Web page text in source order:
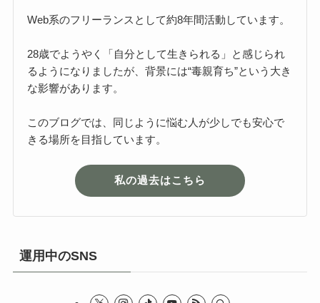
Web系のフリーランスとして約8年間活動しています。
28歳でようやく「自分として生きられる」と感じられ
るようになりましたが、背景には“毒親育ち”という大き
な影響があります。
このブログでは、同じように悩む人が少しでも安心で
きる場所を目指しています。
私の過去はこちら
運用中のSNS